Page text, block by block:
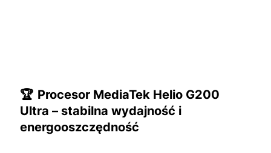
🏆 Procesor MediaTek Helio G200
Ultra – stabilna wydajność i
energooszczędność